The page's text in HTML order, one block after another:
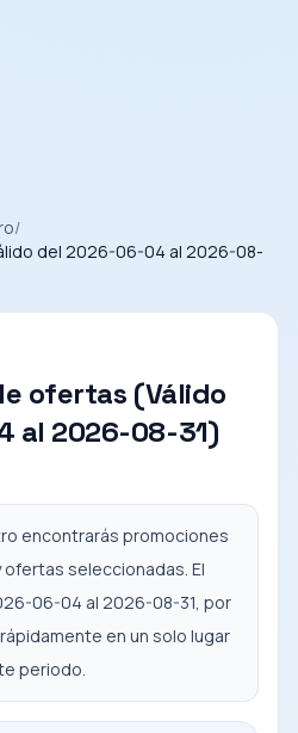
/
del 2026-06-04 al 2026-08-
ofertas (Válido
al 2026-08-31)
encontrarás promociones
seleccionadas. El
06-04 al 2026-08-31, por
en un solo lugar
periodo.